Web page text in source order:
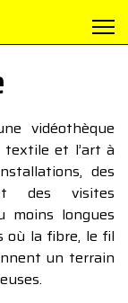
vidéothèque
et l’art à
des
des visites
moins longues
où la fibre, le fil
un terrain